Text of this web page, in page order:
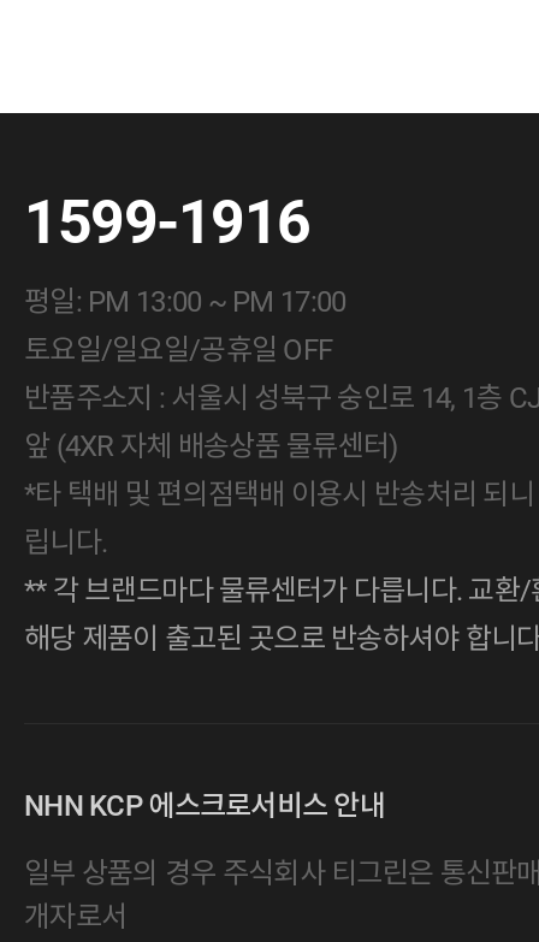
1599-1916
평일: PM 13:00 ~ PM 17:00
토요일/일요일/공휴일 OFF
반품주소지 : 서울시 성북구 숭인로 14, 1층
앞 (4XR 자체 배송상품 물류센터)
*타 택배 및 편의점택배 이용시 반송처리 되
립니다.
** 각 브랜드마다 물류센터가 다릅니다. 교환
해당 제품이 출고된 곳으로 반송하셔야 합니
NHN KCP 에스크로서비스 안내
일부 상품의 경우 주식회사 티그린은 통신판
개자로서